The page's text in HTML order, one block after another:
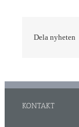
Dela nyheten
KONTAKT